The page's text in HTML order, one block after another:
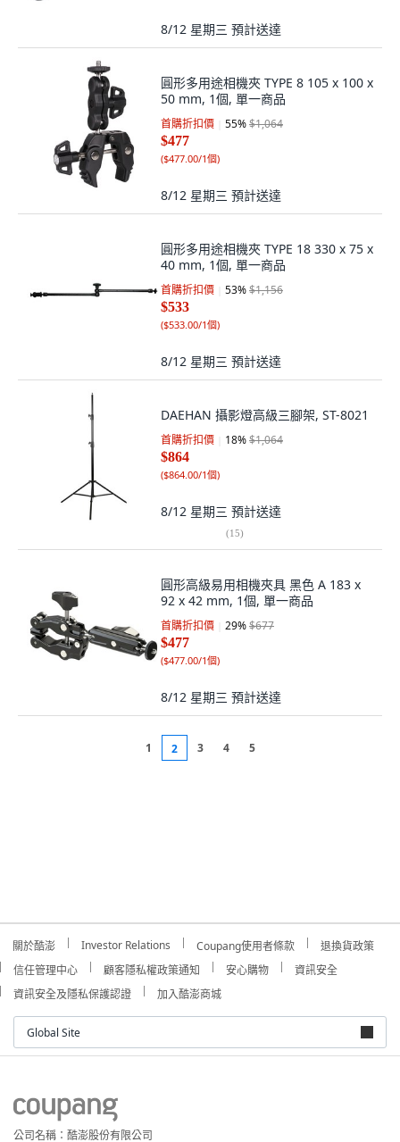
8/12 星期三 預計送達
圓形多用途相機夾 TYPE 8 105 x 100 x
50 mm, 1個, 單一商品
首購折扣價 55%$1,064
$477
($477.00/1個)
8/12 星期三 預計送達
圓形多用途相機夾 TYPE 18 330 x 75 x
40 mm, 1個, 單一商品
首購折扣價 53%$1,156
$533
($533.00/1個)
8/12 星期三 預計送達
DAEHAN 攝影燈高級三腳架, ST-8021
首購折扣價 18%$1,064
$864
($864.00/1個)
8/12 星期三 預計送達
(15)
圓形高級易用相機夾具 黑色 A 183 x
92 x 42 mm, 1個, 單一商品
首購折扣價 29%$677
$477
($477.00/1個)
8/12 星期三 預計送達
1 2 3 4 5
關於酷澎 Investor Relations Coupang使用者條款
退換貨政策
信任管理中心
顧客隱私權政策通知 安心購物
資訊安全
資訊安全及隱私保護認證
加入酷澎商城
Global Site
公司名稱：酷澎股份有限公司